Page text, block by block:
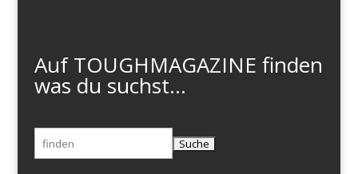
Auf TOUGHMAGAZINE finden
was du suchst...
Suchen
nach: